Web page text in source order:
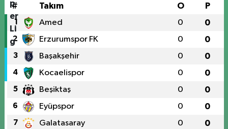
# Takım O P
1 Amed 0 0
2 Erzurumspor FK 0 0
3 Başakşehir 0 0
4 Kocaelispor 0 0
5 Beşiktaş 0 0
6 Eyüpspor 0 0
7 Galatasaray 0 0